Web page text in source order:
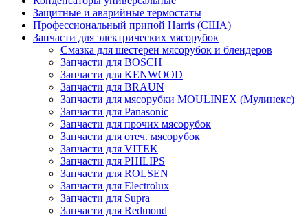
Защитные и аварийные термостаты
Профессиональный припой Harris (США)
Запчасти для электрических мясорубок
Смазка для шестерен мясорубок и блендеров
Запчасти для BOSCH
Запчасти для KENWOOD
Запчасти для BRAUN
Запчасти для мясорубки MOULINEX (Мулинекс)
Запчасти для Panasonic
Запчасти для прочих мясорубок
Запчасти для отеч. мясорубок
Запчасти для VITEK
Запчасти для PHILIPS
Запчасти для ROLSEN
Запчасти для Electrolux
Запчасти для Supra
Запчасти для Redmond